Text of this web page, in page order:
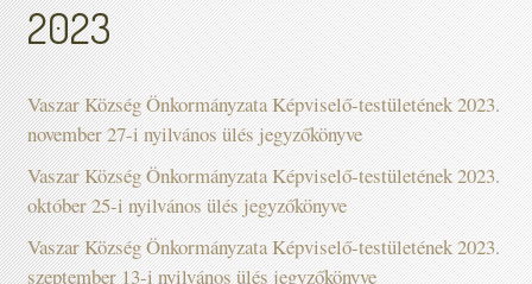
2023
Vaszar Község Önkormányzata Képviselő-testületének 2023.
november 27-i nyilvános ülés jegyzőkönyve
Vaszar Község Önkormányzata Képviselő-testületének 2023.
október 25-i nyilvános ülés jegyzőkönyve
Vaszar Község Önkormányzata Képviselő-testületének 2023.
szeptember 13-i nyilvános ülés jegyzőkönyve